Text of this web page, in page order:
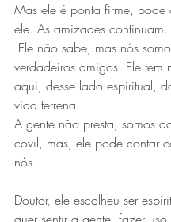
Mas ele é ponta firme, pode
ele. As amizades continuam.
verdadeiros amigos. Ele tem
aqui, desse lado espiritual,
vida terrena.
A gente não presta, somos
covil, mas, ele pode contar
nós.
Doutor, ele escolheu ser